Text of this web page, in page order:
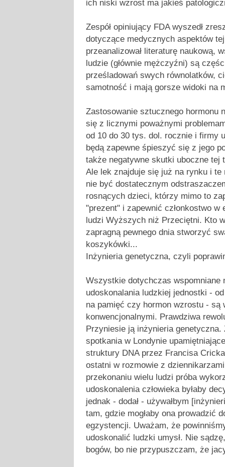
ich niski wzrost ma jakieś
Zespół opiniujący FDA wyszedł
dotyczące medycznych aspektów
przeanalizował literaturę naukową,
ludzie (głównie mężczyźni) są
prześladowań swych równolatków,
samotność i mają gorsze widoki na
Zastosowanie sztucznego hormonu
się z licznymi poważnymi
od 10 do 30 tys. dol. rocznie i firmy
będą zapewne śpieszyć się z jego
także negatywne skutki uboczne tej
Ale lek znajduje się już na rynku i te
nie być dostatecznym
rosnących dzieci, którzy mimo to
"prezent" i zapewnić członkostwo
ludzi Wyższych niż Przeciętni. Kto
zapragną pewnego dnia stworzyć
koszykówki...
Inżynieria genetyczna, czyli
Wszystkie dotychczas wspomniane
udoskonalania ludzkiej jednostki -
na pamięć czy hormon wzrostu - są
konwencjonalnymi. Prawdziwa
Przyniesie ją inżynieria genetyczna.
spotkania w Londynie
struktury DNA przez Francisa
ostatni w rozmowie z
przekonaniu wielu ludzi próba
udoskonalenia człowieka byłaby
jednak - dodał - używałbym
tam, gdzie mogłaby ona prowadzić
egzystencji. Uważam, że
udoskonalić ludzki umysł. Nie
bogów, bo nie przypuszczam, że